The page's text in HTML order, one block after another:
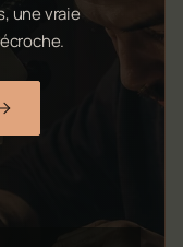
une vraie